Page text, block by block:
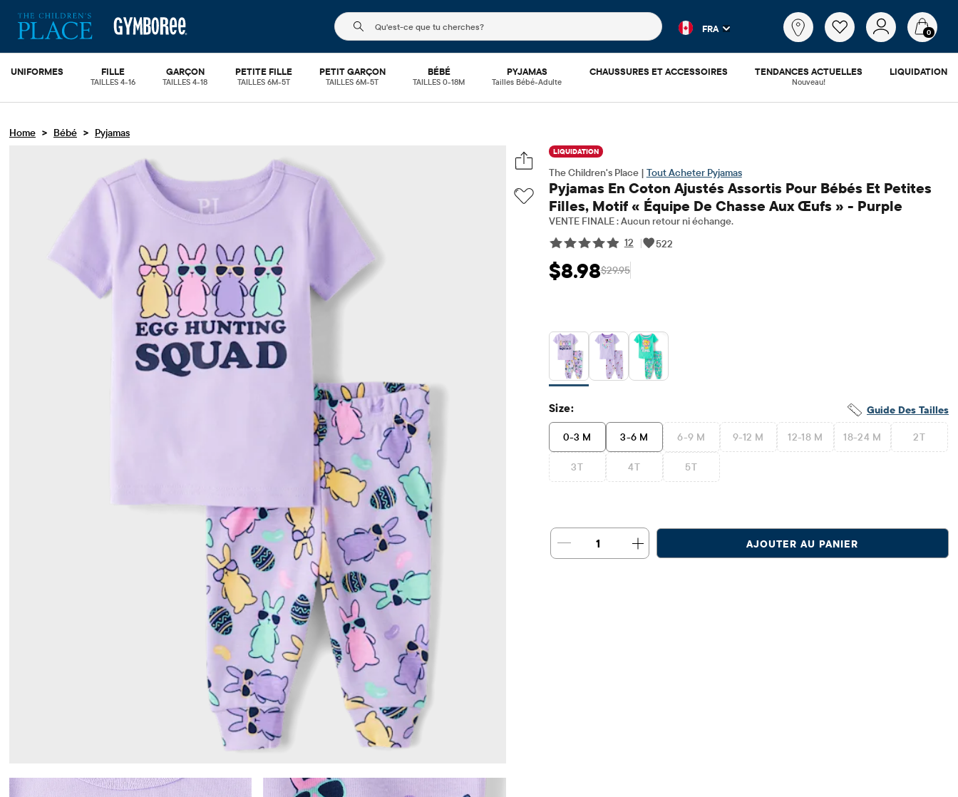
Le champ de recherche ci-dessous filtre les recherches populaires et les résultats de produits au fur et à
Qu'est-
cherches?
FRA 0
UNIFORMES FILLE
TAILLES 4-16
GARÇON
TAILLES 4-18
PETITE FILLE
TAILLES 6M-5T
PETIT GARÇON
TAILLES 6M-5T
BÉBÉ
TAILLES 0-18M
PYJAMAS
Tailles Bébé-Adulte
CHAUSSURES ET ACCESSOIRES TENDANCES ACTUELLES
Nouveau!
LIQUIDATION
Home > Bébé > Pyjamas
LIQUIDATION
The Children's Place | Tout Acheter Pyjamas
Pyjamas En Coton Ajustés Assortis Pour Bébés Et Petites
Filles, Motif « Équipe De Chasse Aux Œufs » - Purple
VENTE FINALE : Aucun retour ni échange.
12
| 522
Prix ​​de vente: $8.98
$8.98 Prix ​​d'origine: $29.95
$29.95
Guide Des Tailles
Size:
0-3 M 3-6 M 6-9 M 9-12 M 12-18 M 18-24 M 2T
3T 4T 5T
1 AJOUTER AU PANIER